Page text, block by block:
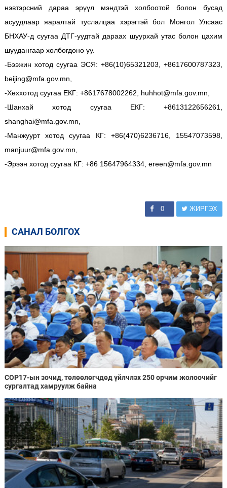
нэвтэрсний дараа эрүүл мэндтэй холбоотой болон бусад
асуудлаар яаралтай туслалцаа хэрэгтэй бол Монгол Улсаас
БНХАУ-д суугаа ДТГ-уудтай дараах шуурхай утас болон цахим
шуудангаар холбогдоно уу.
-Бээжин хотод суугаа ЭСЯ: +86(10)65321203, +8617600787323,
beijing@mfa.gov.mn,
-Хөххотод суугаа ЕКГ: +8617678002262, huhhot@mfa.gov.mn,
-Шанхай хотод суугаа ЕКГ: +8613122656261,
shanghai@mfa.gov.mn,
-Манжуурт хотод суугаа КГ: +86(470)6236716, 15547073598,
manjuur@mfa.gov.mn,
-Эрээн хотод суугаа КГ: +86 15647964334, ereen@mfa.gov.mn
0 ЖИРГЭХ
САНАЛ БОЛГОХ
COP17-ын зочид, төлөөлөгчдөд үйлчлэх 250 орчим жолоочийг
сургалтад хамруулж байна